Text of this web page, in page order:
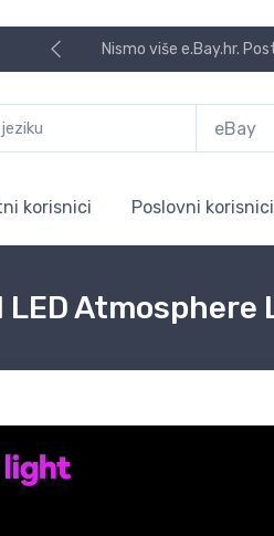
Nismo više e.Bay.hr.
korisnici Poslovni korisnici